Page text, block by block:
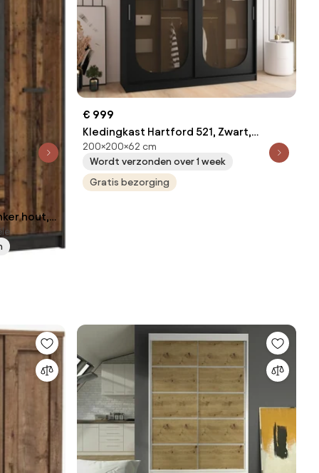
hout,
kg,
€ 999
Kledingkast Hartford 521, Zwart,
200x200x62cm, 159 kg, Kledingkast
deuren: Schuivend, Aantal planken: 9,
Aantal planken: 9
200×200×62 cm
Wordt verzonden over 1 week
Gratis bezorging